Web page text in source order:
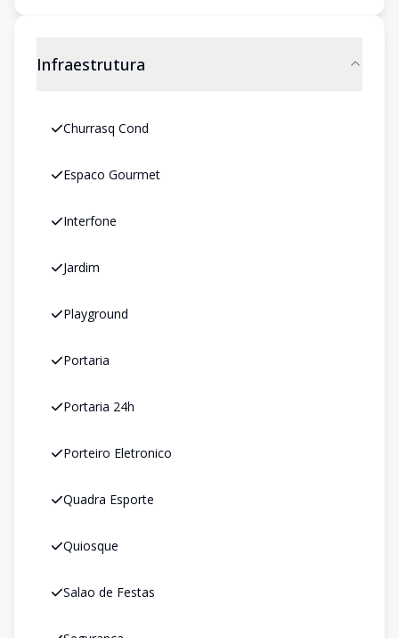
Infraestrutura
Churrasq Cond
Espaco Gourmet
Interfone
Jardim
Playground
Portaria
Portaria 24h
Porteiro Eletronico
Quadra Esporte
Quiosque
Salao de Festas